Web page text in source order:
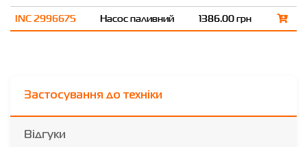
INC 2996675
Насос паливний 1386.00 грн
Застосування до техніки
Відгуки